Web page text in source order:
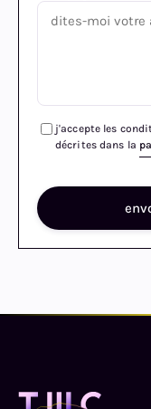
j'accepte les
décrites dans la